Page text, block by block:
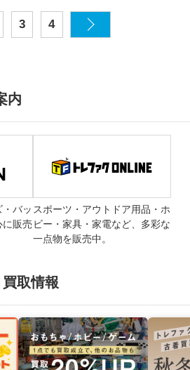
3 4
内
バッ
に販売
スポーツ・アウトドア用品・ホ
ビー・家具・家電など、多彩な
一点物を販売中。
取情報